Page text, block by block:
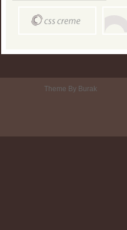
Theme By Burak